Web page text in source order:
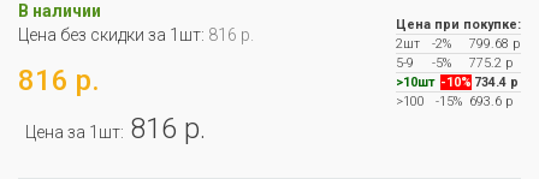
В наличии
Цена без скидки за 1шт: 816 р.
816 р.
Цена за 1шт: 816 р.
Цена при покупке:
2шт
-2%
799.68 р
5-9
-5%
775.2 р
>10шт -10% 734.4 р
>100
-15% 693.6 р